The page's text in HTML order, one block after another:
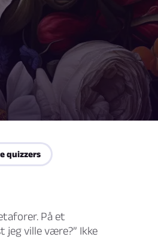
quizzers
På et
ville være?” Ikke